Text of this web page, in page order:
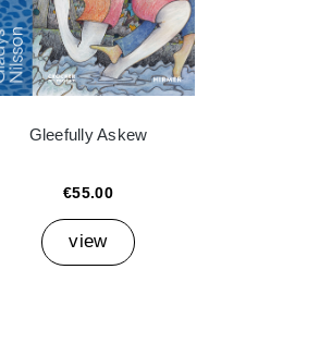
Gleefully Askew
€55.00
view